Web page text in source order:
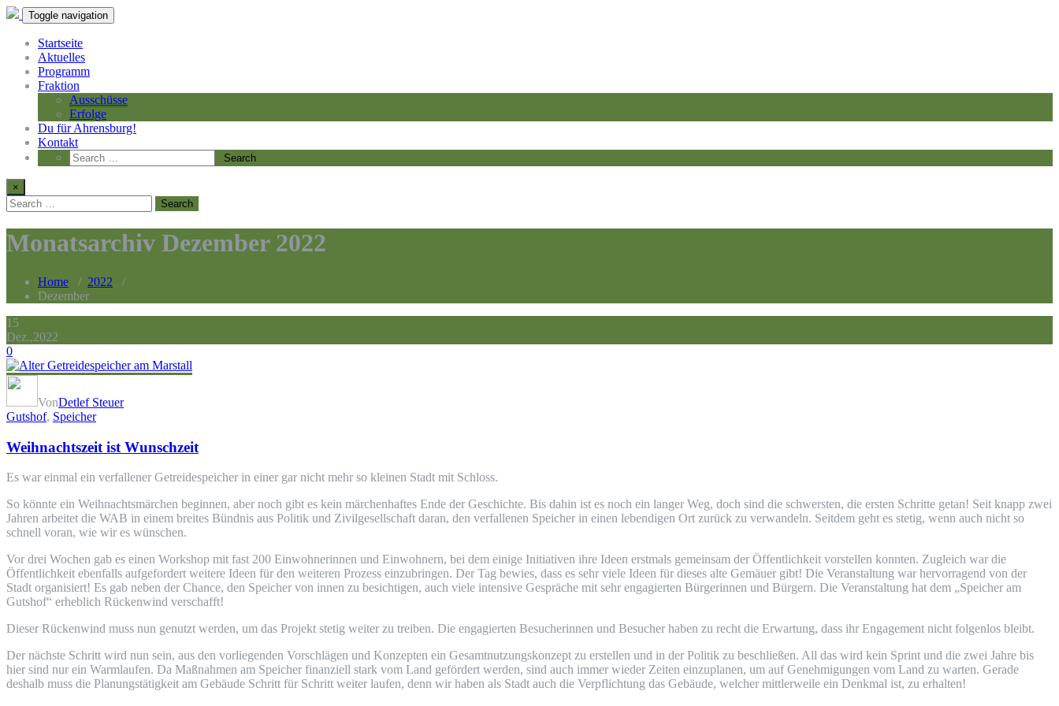
Toggle navigation
Startseite
Aktuelles
Programm
Fraktion
Ausschüsse
Erfolge
Du für Ahrensburg!
Kontakt
×
Monatsarchiv Dezember 2022
Home / 2022 /
Dezember
15
Dez.,2022
0
VonDetlef Steuer
Gutshof, Speicher
Weihnachtszeit ist Wunschzeit
Es war einmal ein verfallener Getreidespeicher in einer gar nicht mehr so kleinen Stadt mit Schloss.
So könnte ein Weihnachtsmärchen beginnen, aber noch gibt es kein märchenhaftes Ende der Geschichte. Bis dahin ist es noch ein langer Weg, doch sind die schwersten, die ersten Schritte getan! Seit knapp zwei
Jahren arbeitet die WAB in einem breites Bündnis aus Politik und Zivilgesellschaft daran, den verfallenen Speicher in einen lebendigen Ort zurück zu verwandeln. Seitdem geht es stetig, wenn auch nicht so
schnell voran, wie wir es wünschen.
Vor drei Wochen gab es einen Workshop mit fast 200 Einwohnerinnen und Einwohnern, bei dem einige Initiativen ihre Ideen erstmals gemeinsam der Öffentlichkeit vorstellen konnten. Zugleich war die
Öffentlichkeit ebenfalls aufgefordert weitere Ideen für den weiteren Prozess einzubringen. Der Tag bewies, dass es sehr viele Ideen für dieses alte Gemäuer gibt! Die Veranstaltung war hervorragend von der
Stadt organisiert! Es gab neben der Chance, den Speicher von innen zu besichtigen, auch viele intensive Gespräche mit sehr engagierten Bürgerinnen und Bürgern. Die Veranstaltung hat dem „Speicher am
Gutshof“ erheblich Rückenwind verschafft!
Dieser Rückenwind muss nun genutzt werden, um das Projekt stetig weiter zu treiben. Die engagierten Besucherinnen und Besucher haben zu recht die Erwartung, dass ihr Engagement nicht folgenlos bleibt.
Der nächste Schritt wird nun sein, aus den vorliegenden Vorschlägen und Konzepten ein Gesamtnutzungskonzept zu erstellen und in der Politik zu beschließen. All das wird kein Sprint und die zwei Jahre bis
hier sind nur ein Warmlaufen. Da Maßnahmen am Speicher finanziell stark vom Land gefördert werden, sind auch immer wieder Zeiten einzuplanen, um auf Genehmigungen vom Land zu warten. Gerade
deshalb muss die Planungstätigkeit am Gebäude Schritt für Schritt weiter laufen, denn wir haben als Stadt auch die Verpflichtung das Gebäude, welcher mittlerweile ein Denkmal ist, zu erhalten!